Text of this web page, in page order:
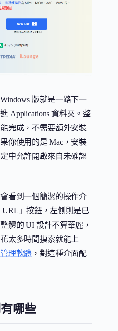
版就是一路下一
Applications 資料夾。整
完成，不需要額外安裝
你使用的是 Mac，安裝
中允許開啟來自未確認
看到一個簡潔的操作介
」按鈕，左側則是已
體的 UI 設計不算華麗，
太多時間摸索就能上
理軟體 ，對這種介面配
哪些